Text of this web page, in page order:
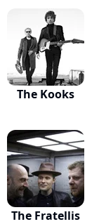
The Kooks
The Fratellis